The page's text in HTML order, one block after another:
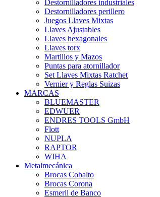
Destornilladores industriales
Destornilladores perillero
Juegos Llaves Mixtas
Llaves Ajustables
Llaves hexagonales
Llaves torx
Martillos y Mazos
Puntas para atornillador
Set Llaves Mixtas Ratchet
Vernier y Reglas Suizas
MARCAS
BLUEMASTER
EDWUER
ENDRES TOOLS GmbH
Flott
NUPLA
RAPTOR
WIHA
Metalmecánica
Brocas Cobalto
Brocas Corona
Esmeril de Banco